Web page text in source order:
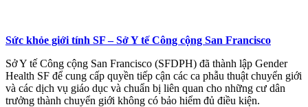
Sức khỏe giới tính SF – Sở Y tế Công cộng San Francisco
Sở Y tế Công cộng San Francisco (SFDPH) đã thành lập Gender
Health SF để cung cấp quyền tiếp cận các ca phẫu thuật chuyển giới
và các dịch vụ giáo dục và chuẩn bị liên quan cho những cư dân
trưởng thành chuyển giới không có bảo hiểm đủ điều kiện.